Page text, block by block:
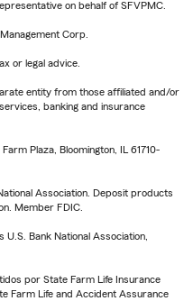
on behalf of SFVPMC.
Corp.
or legal advice.
entity from those affiliated and/or
banking and insurance
Plaza, Bloomington, IL 61710-
Association. Deposit products
Member FDIC.
Bank National Association,
por State Farm Life Insurance
Farm Life and Accident Assurance